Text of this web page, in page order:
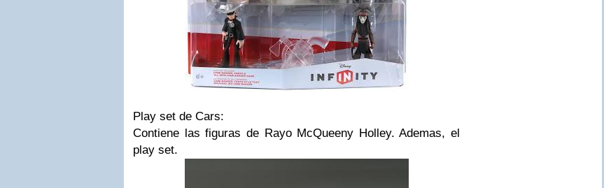
Play set de Cars:
Contiene las figuras de Rayo McQueeny Holley. Ademas, el
play set.